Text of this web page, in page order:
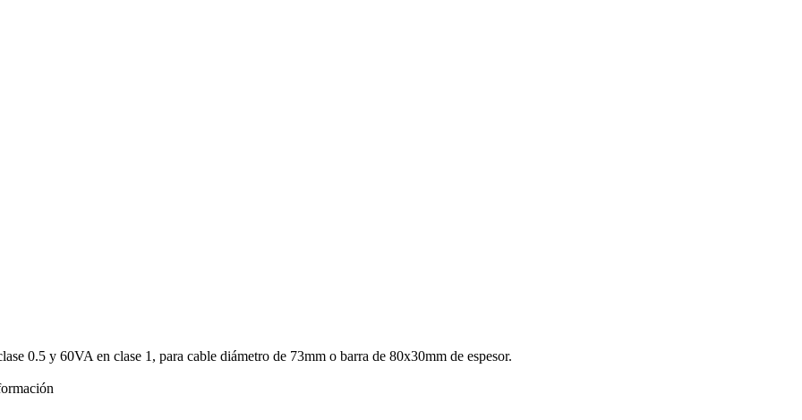
0.5 y 60VA en clase 1, para cable diámetro de 73mm o barra de 80x30mm de espesor.